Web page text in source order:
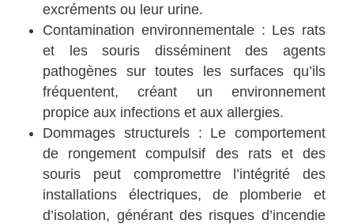
excréments ou leur urine.
Contamination environnementale : Les rats
et les souris disséminent des agents
pathogènes sur toutes les surfaces qu’ils
fréquentent, créant un environnement
propice aux infections et aux allergies.
Dommages structurels : Le comportement
de rongement compulsif des rats et des
souris peut compromettre l’intégrité des
installations électriques, de plomberie et
d’isolation, générant des risques d’incendie